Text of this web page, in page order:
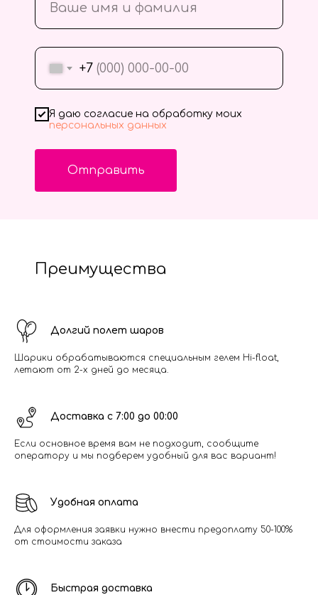
+7
Я даю согласие на обработку моих
персональных данных
Отправить
Преимущества
Долгий полет шаров
Шарики обрабатываются специальным гелем Hi-float,
летают от 2-х дней до месяца.
Доставка с 7:00 до 00:00
Если основное время вам не подходит, сообщите
оператору и мы подберем удобный для вас вариант!
Удобная оплата
Для оформления заявки нужно внести предоплату 50-100%
от стоимости заказа
Быстрая доставка